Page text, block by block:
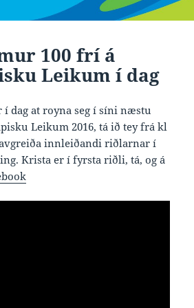
100 frí á
Leikum í dag
dag at royna seg í síni næstu
Leikum 2016, tá ið tey frá kl
innleiðandi riðlarnar í
Krista er í fyrsta riðli, tá, og á